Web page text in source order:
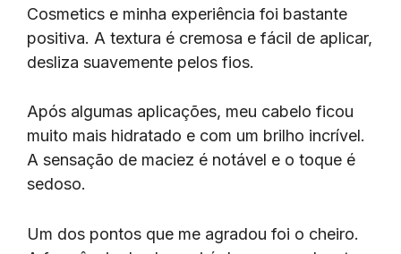
Cosmetics e minha experiência foi bastante
positiva. A textura é cremosa e fácil de aplicar,
desliza suavemente pelos fios.
Após algumas aplicações, meu cabelo ficou
muito mais hidratado e com um brilho incrível.
A sensação de maciez é notável e o toque é
sedoso.
Um dos pontos que me agradou foi o cheiro.